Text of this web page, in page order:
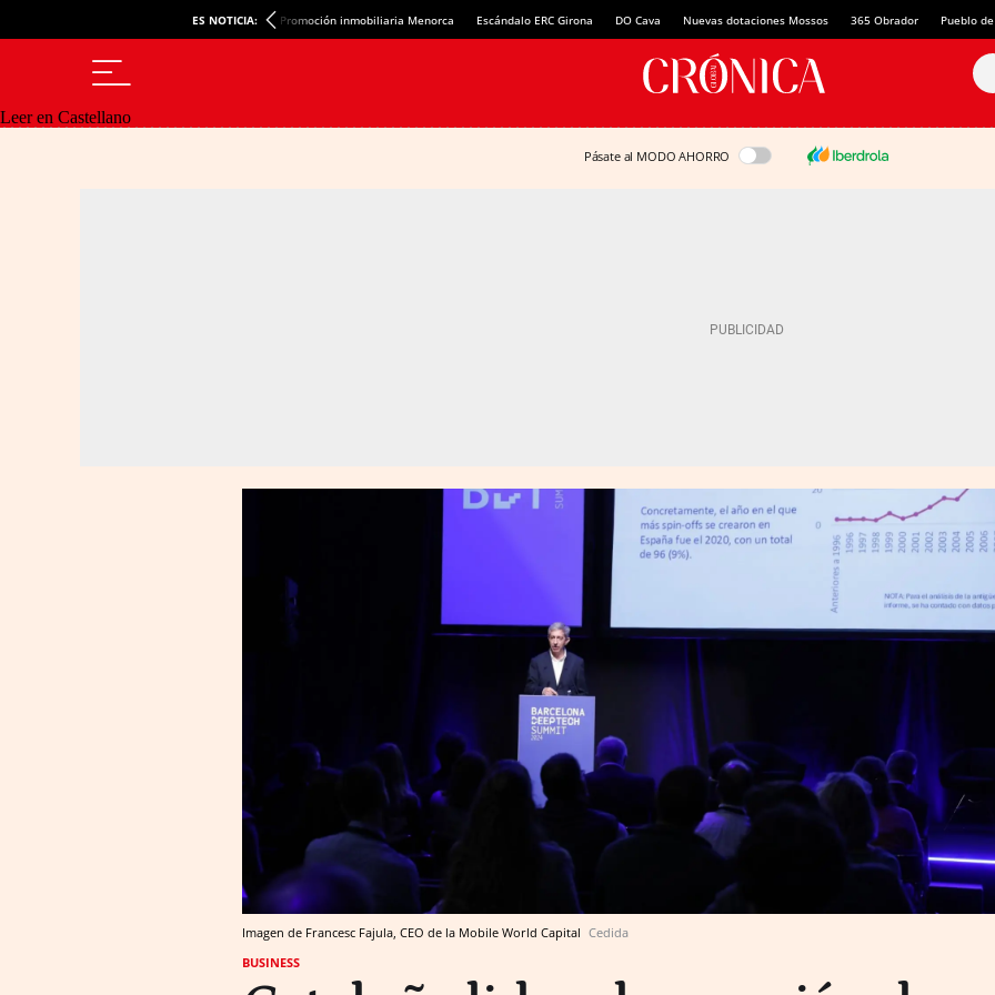
ES NOTICIA: Promoción inmobiliaria Menorca Escándalo ERC Girona DO Cava Nuevas dotaciones Mossos 365 Obrador Pueblo
Leer en Castellano
Pásate al MODO AHORRO
Imagen de Francesc Fajula, CEO de la Mobile World Capital Cedida
BUSINESS